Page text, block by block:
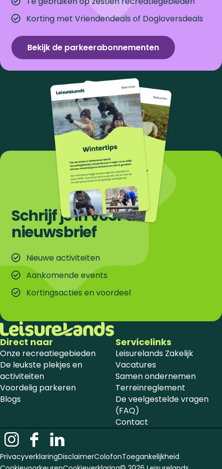
Korting met Vriendendeals of Dogloversdeals
Bekijk de parkeerabonnementen
Schrijf je in voor de
nieuwsbrief
Nieuwe activiteiten
Aankomende events
Kortingsacties en voordeel
Direct naar
Onze recreatiegebieden
De leukste plekjes en
activiteiten
Voordelig parkeren
Blogs
Servicelinks
Leisurelands Zakelijk
Vacatures
Samen ondernemen
Terreinreglement
De veelgestelde vragen
(FAQ)
Contact
I
n
F
a
L
i
PrivacyverklaringDisclaimerColofonToegankelijkheid